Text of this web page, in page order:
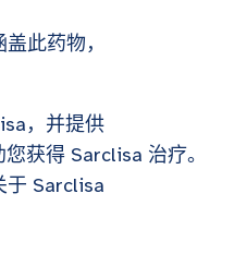
此药物，
，并提供
获得 Sarclisa 治疗。
于 Sarclisa